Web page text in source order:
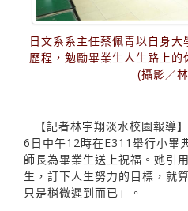
日文系系主任蔡佩青以自身
歷程，勉勵畢業生人生路上的
(攝影／
【記者林宇翔淡水校園報導
6日中午12時在E311舉行小畢
師長為畢業生送上祝福。她引
生，訂下人生努力的目標，就
只是稍微遲到而已」。